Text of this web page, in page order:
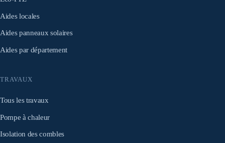
Aides locales
Aides panneaux solaires
Aides par département
TRAVAUX
Tous les travaux
Pompe à chaleur
Isolation des combles